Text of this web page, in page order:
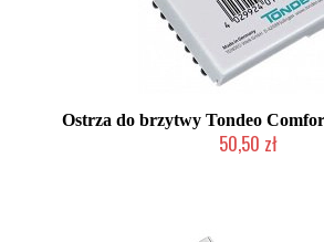
Ostrza do brzytwy Tondeo
50,50 zł